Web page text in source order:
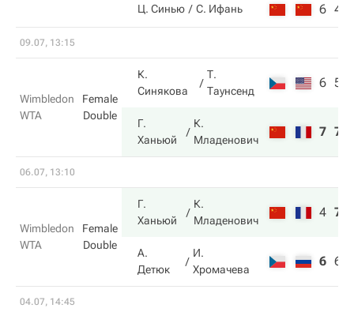
Ц. Синью С. Ифань 6 4
09.07, 13:15
Wimbledon
WTA
Female
Double
К.
Синякова
Т.
Таунсенд
6 5
Г.
Ханьюй
К.
Младенович
7 7
06.07, 13:10
Wimbledon
WTA
Female
Double
Г.
Ханьюй
К.
Младенович
4 7
А.
Детюк
И.
Хромачева
6 6
04.07, 14:45